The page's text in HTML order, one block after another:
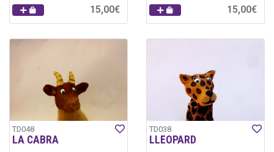
15,00€ 15,00€
TD048
LA CABRA
TD038
LLEOPARD